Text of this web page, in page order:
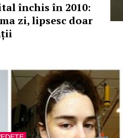
închis în 2010:
zi, lipsesc doar